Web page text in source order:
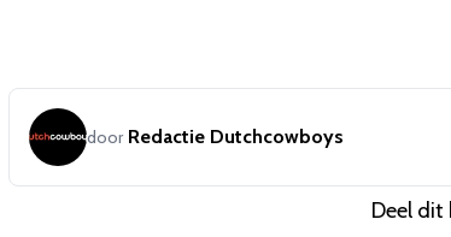
door Redactie Dutchcowboys
Deel